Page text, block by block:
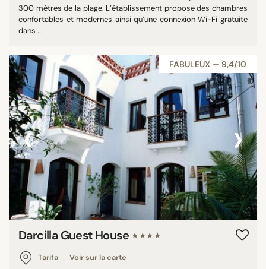
300 mètres de la plage. L’établissement propose des chambres
confortables et modernes ainsi qu’une connexion Wi-Fi gratuite
dans ...
FABULEUX — 9,4/10
‹ ›
Darcilla Guest House ★★★★
Tarifa
Voir sur la carte